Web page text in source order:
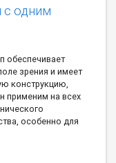
с одним
обеспечивает
зрения и имеет
конструкцию,
применим на всех
особенно для